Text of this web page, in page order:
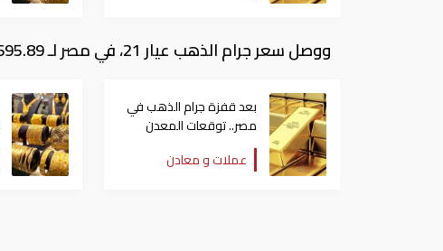
ووصل سعر جرام الذهب عيار 21، في مصر لـ 695.89 جنيها، أما سعر جرام الذهب عيار 18وصل 596.41 جنيها.
بعد قفزة جرام الذهب في
مصر.. توقعات المعدن
الأصفر للفترة المقبلة
عملات و معادن